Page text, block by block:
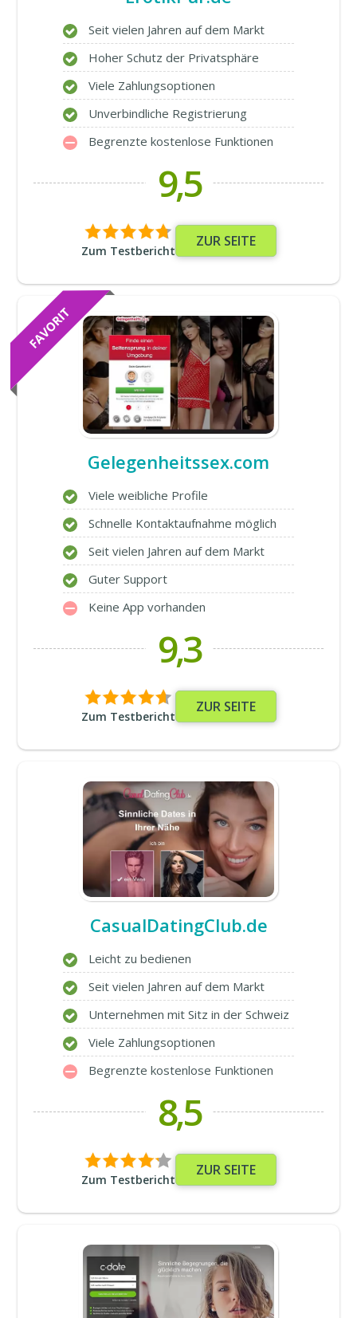
Seit vielen Jahren auf dem Markt
Hoher Schutz der Privatsphäre
Viele Zahlungsoptionen
Unverbindliche Registrierung
Begrenzte kostenlose Funktionen
9,5
Zum Testbericht
ZUR SEITE
Gelegenheitssex.com
Viele weibliche Profile
Schnelle Kontaktaufnahme möglich
Seit vielen Jahren auf dem Markt
Guter Support
Keine App vorhanden
9,3
Zum Testbericht
ZUR SEITE
CasualDatingClub.de
Leicht zu bedienen
Seit vielen Jahren auf dem Markt
Unternehmen mit Sitz in der Schweiz
Viele Zahlungsoptionen
Begrenzte kostenlose Funktionen
8,5
Zum Testbericht
ZUR SEITE